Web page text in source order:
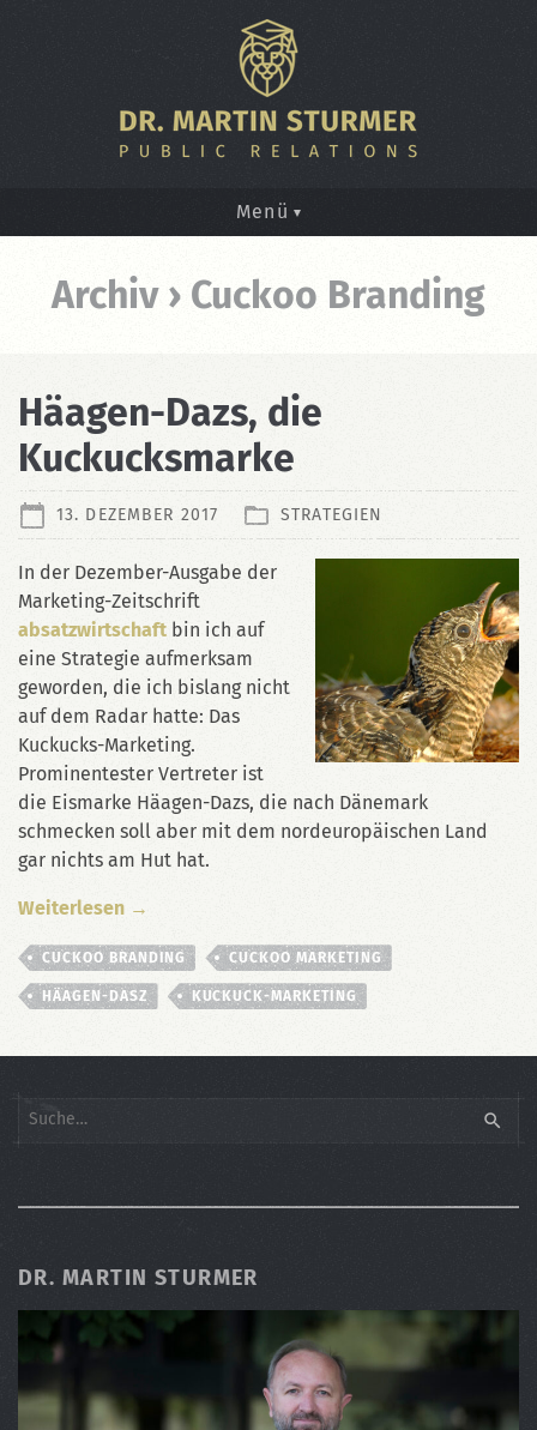
Menü
Archiv › Cuckoo Branding
Häagen-Dazs, die
Kuckucksmarke
13. DEZEMBER 2017 STRATEGIEN
In der Dezember-Ausgabe der
Marketing-Zeitschrift
absatzwirtschaft bin ich auf
eine Strategie aufmerksam
geworden, die ich bislang nicht
auf dem Radar hatte: Das
Kuckucks-Marketing.
Prominentester Vertreter ist
die Eismarke Häagen-Dazs, die nach Dänemark
schmecken soll aber mit dem nordeuropäischen Land
gar nichts am Hut hat.
Weiterlesen →
CUCKOO BRANDING CUCKOO MARKETING
HÄAGEN-DASZ KUCKUCK-MARKETING
Search
DR. MARTIN STURMER